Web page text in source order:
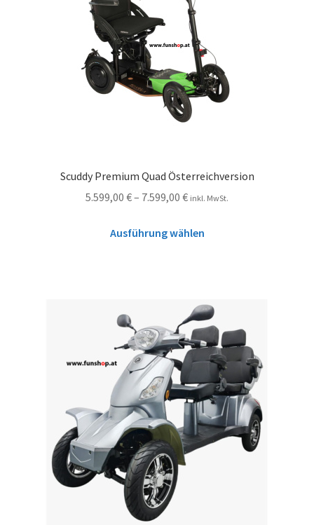
Scuddy Premium Quad Österreichversion
5.599,00 €– 7.599,00 € inkl. MwSt.
Ausführung wählen